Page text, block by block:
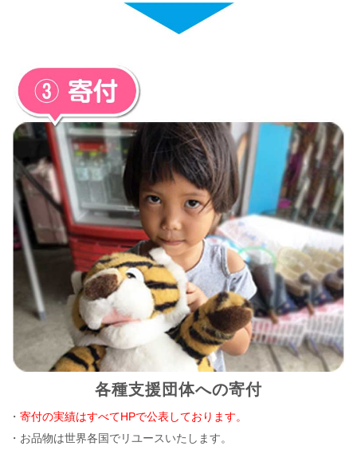
各種支援団体への寄付
・寄付の実績はすべてHPで公表しております。
・お品物は世界各国でリユースいたします。